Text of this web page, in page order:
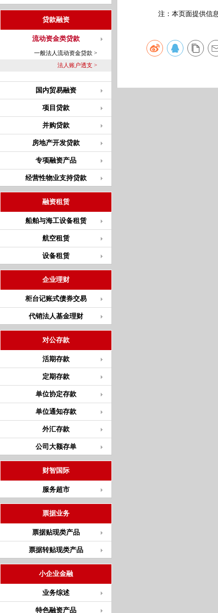
贷款融资
流动资金类贷款
一般法人流动资金贷款 >
法人账户透支 >
国内贸易融资
项目贷款
并购贷款
房地产开发贷款
专项融资产品
经营性物业支持贷款
融资租赁
船舶与海工设备租赁
航空租赁
设备租赁
企业理财
柜台记账式债券交易
代销法人基金理财
对公存款
活期存款
定期存款
单位协定存款
单位通知存款
外汇存款
公司大额存单
财智国际
服务超市
票据业务
票据贴现类产品
票据转贴现类产品
小企业金融
业务综述
特色融资产品
注：本页面提供信息